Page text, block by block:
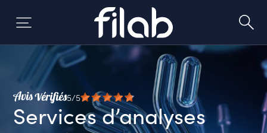
5/5
Services d’analyses